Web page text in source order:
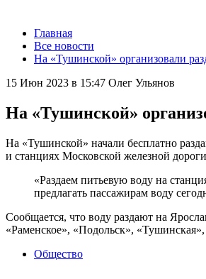
Главная
Все новости
На «Тушинской» организовали
15 Июн 2023 в 15:47 Олег Ульянов
На «Тушинской»
На «Тушинской» начали бесплатно
и станциях Московской железной
«Раздаем питьевую воду на
предлагать пассажирам воду
Сообщается, что воду раздают на
«Раменское», «Подольск»,
Общество